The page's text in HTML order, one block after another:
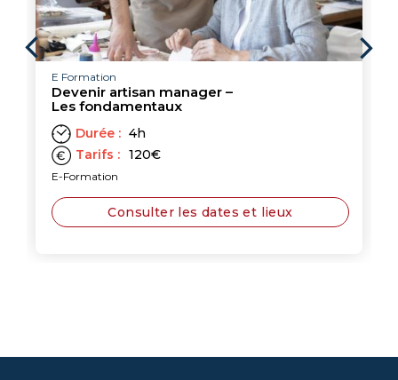
E Formation
Devenir artisan manager –
Les fondamentaux
Durée : 4h
Tarifs : 120€
E-Formation
Consulter les dates et lieux